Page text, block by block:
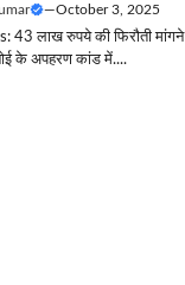
—October 3, 2025
43 लाख रुपये की फिरौती मांगने
के अपहरण कांड में....